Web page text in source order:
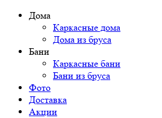
Дома
Каркасные дома
Дома из бруса
Бани
Каркасные бани
Бани из бруса
Фото
Доставка
Акции